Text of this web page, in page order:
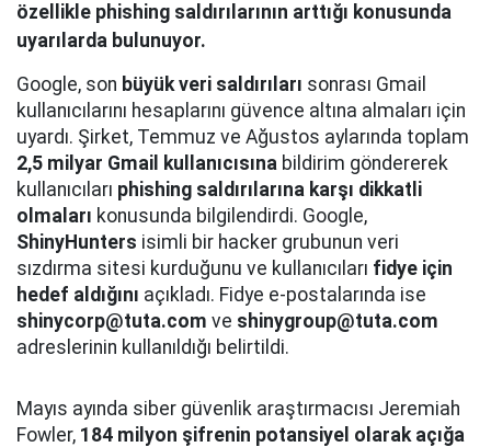
özellikle phishing saldırılarının arttığı konusunda
uyarılarda bulunuyor.
Google, son büyük veri saldırıları sonrası Gmail
kullanıcılarını hesaplarını güvence altına almaları için
uyardı. Şirket, Temmuz ve Ağustos aylarında toplam
2,5 milyar Gmail kullanıcısına bildirim göndererek
kullanıcıları phishing saldırılarına karşı dikkatli
olmaları konusunda bilgilendirdi. Google,
ShinyHunters isimli bir hacker grubunun veri
sızdırma sitesi kurduğunu ve kullanıcıları fidye için
hedef aldığını açıkladı. Fidye e-postalarında ise
shinycorp@tuta.com ve shinygroup@tuta.com
adreslerinin kullanıldığı belirtildi.
Mayıs ayında siber güvenlik araştırmacısı Jeremiah
Fowler, 184 milyon şifrenin potansiyel olarak açığa